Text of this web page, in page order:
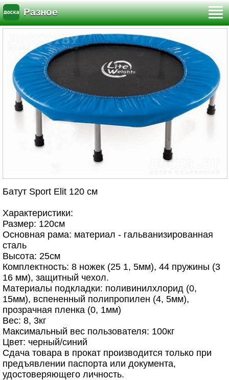
Разное
Батут Sport Elit 120 см
Характеристики:
Размер: 120см
Основная рама: материал - гальванизированная
сталь
Высота: 25см
Комплектность: 8 ножек (25 1, 5мм), 44 пружины (3
16 мм), защитный чехол.
Материалы подкладки: поливинилхлорид (0,
15мм), вспененный полипропилен (4, 5мм),
прозрачная пленка (0, 1мм)
Вес: 8, 3кг
Максимальный вес пользователя: 100кг
Цвет: черный/синий
Сдача товара в прокат производится только при
предъявлении паспорта или документа,
удостоверяющего личность.